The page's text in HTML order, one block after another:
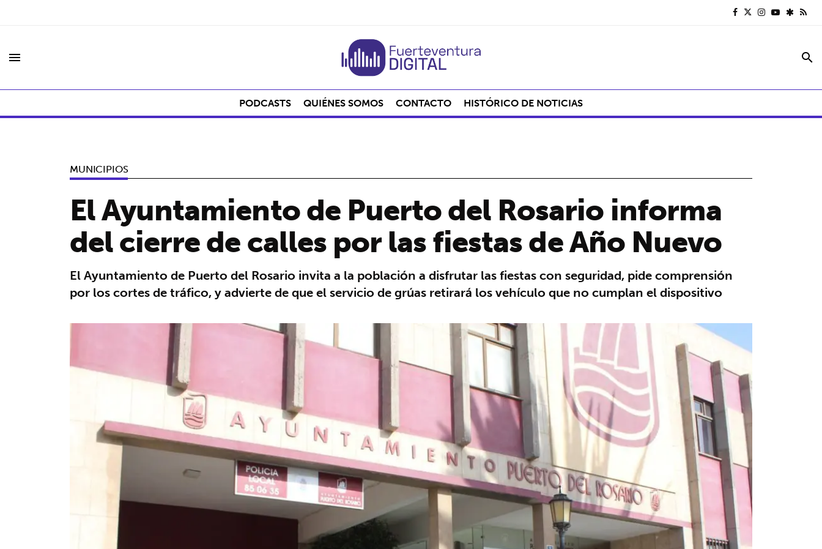
menu search
PODCASTS QUIÉNES SOMOS CONTACTO HISTÓRICO DE NOTICIAS
MUNICIPIOS
El Ayuntamiento de Puerto del Rosario informa
del cierre de calles por las fiestas de Año Nuevo
El Ayuntamiento de Puerto del Rosario invita a la población a disfrutar las fiestas con seguridad, pide comprensión
por los cortes de tráfico, y advierte de que el servicio de grúas retirará los vehículo que no cumplan el dispositivo